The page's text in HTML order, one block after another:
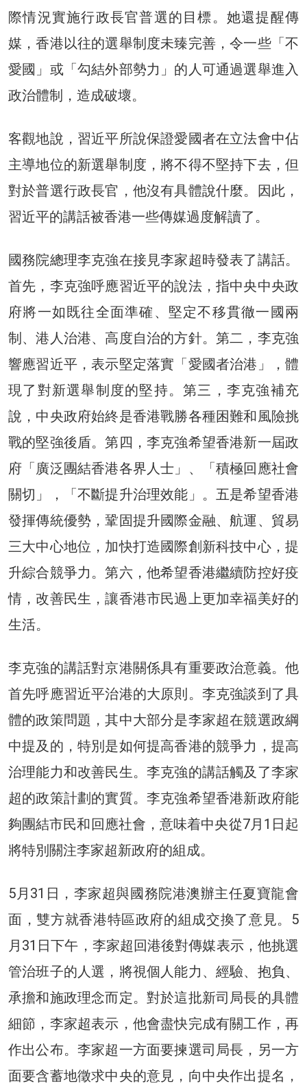
際情況實施行政長官普選的目標。她還提醒傳
媒，香港以往的選舉制度未臻完善，令一些「不
愛國」或「勾結外部勢力」的人可通過選舉進入
政治體制，造成破壞。
客觀地說，習近平所說保證愛國者在立法會中佔
主導地位的新選舉制度，將不得不堅持下去，但
對於普選行政長官，他沒有具體說什麼。因此，
習近平的講話被香港一些傳媒過度解讀了。
國務院總理李克強在接見李家超時發表了講話。
首先，李克強呼應習近平的說法，指中央中央政
府將一如既往全面準確、堅定不移貫徹一國兩
制、港人治港、高度自治的方針。第二，李克強
響應習近平，表示堅定落實「愛國者治港」，體
現了對新選舉制度的堅持。第三，李克強補充
說，中央政府始終是香港戰勝各種困難和風險挑
戰的堅強後盾。第四，李克強希望香港新一屆政
府「廣泛團結香港各界人士」、「積極回應社會
關切」，「不斷提升治理效能」。五是希望香港
發揮傳統優勢，鞏固提升國際金融、航運、貿易
三大中心地位，加快打造國際創新科技中心，提
升綜合競爭力。第六，他希望香港繼續防控好疫
情，改善民生，讓香港市民過上更加幸福美好的
生活。
李克強的講話對京港關係具有重要政治意義。他
首先呼應習近平治港的大原則。李克強談到了具
體的政策問題，其中大部分是李家超在競選政綱
中提及的，特別是如何提高香港的競爭力，提高
治理能力和改善民生。李克強的講話觸及了李家
超的政策計劃的實質。李克強希望香港新政府能
夠團結市民和回應社會，意味着中央從7月1日起
將特別關注李家超新政府的組成。
5月31日，李家超與國務院港澳辦主任夏寶龍會
面，雙方就香港特區政府的組成交換了意見。5
月31日下午，李家超回港後對傳媒表示，他挑選
管治班子的人選，將視個人能力、經驗、抱負、
承擔和施政理念而定。對於這批新司局長的具體
細節，李家超表示，他會盡快完成有關工作，再
作出公布。李家超一方面要揀選司局長，另一方
面要含蓄地徵求中央的意見，向中央作出提名，